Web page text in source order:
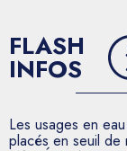
FLASH
INFOS
Les usages en
placés en seuil de